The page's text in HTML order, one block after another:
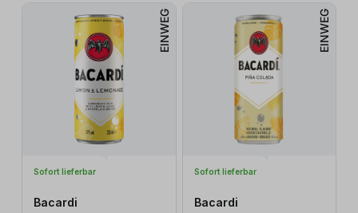
EINWEG
Sofort lieferbar
Bacardi
EINWEG
Sofort lieferbar
Bacardi